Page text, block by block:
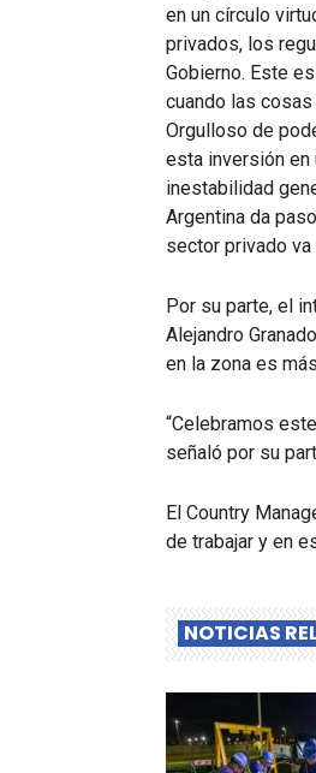
en un círculo
privados, los
Gobierno. Este
cuando las
Orgulloso de
esta inversión en
inestabilidad
Argentina da
sector privado va
Por su parte, el
Alejandro
en la zona es
“Celebramos
señaló por su
El Country
de trabajar y en
NOTICIAS